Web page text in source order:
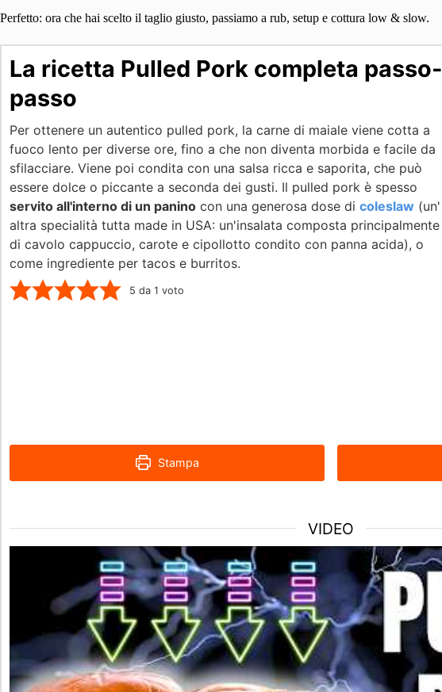
Perfetto: ora che hai scelto il taglio giusto, passiamo a rub, setup e cottura low & slow.
La ricetta Pulled Pork completa passo-
passo
Per ottenere un autentico pulled pork, la carne di maiale viene cotta a
fuoco lento per diverse ore, fino a che non diventa morbida e facile da
sfilacciare. Viene poi condita con una salsa ricca e saporita, che può
essere dolce o piccante a seconda dei gusti. Il pulled pork è spesso
servito all'interno di un panino con una generosa dose di coleslaw (un'
altra specialità tutta made in USA: un'insalata composta principalmente
di cavolo cappuccio, carote e cipollotto condito con panna acida), o
come ingrediente per tacos e burritos.
5 da 1 voto
Stampa
VIDEO